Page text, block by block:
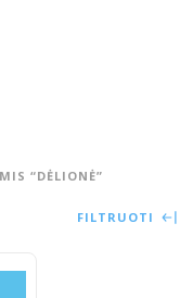
“DĖLIONĖ”
FILTRUOTI